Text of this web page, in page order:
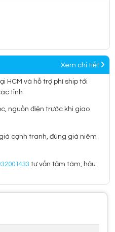
Xem chi tiết
HCM và hỗ trợ phí ship tới
tỉnh
nguồn điện trước khi giao
cạnh tranh, đúng giá niêm
tư vấn tậm tâm, hậu